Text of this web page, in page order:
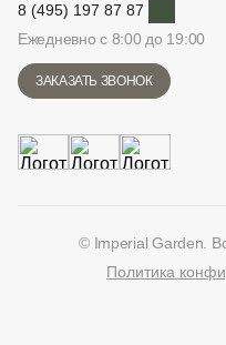
8 (495) 197 87 87
Ежедневно с 8:00 до 19:00
ЗАКАЗАТЬ ЗВОНОК
© Imperial Garden.
Политика